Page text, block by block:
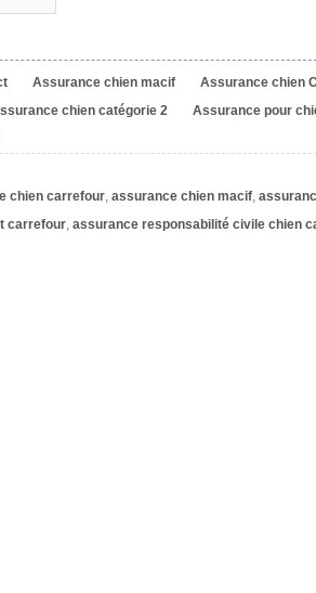
Assurance chien macif
Assurance chien
chien catégorie 2
Assurance pour
chien carrefour, assurance chien macif,
carrefour, assurance responsabilité civile chien